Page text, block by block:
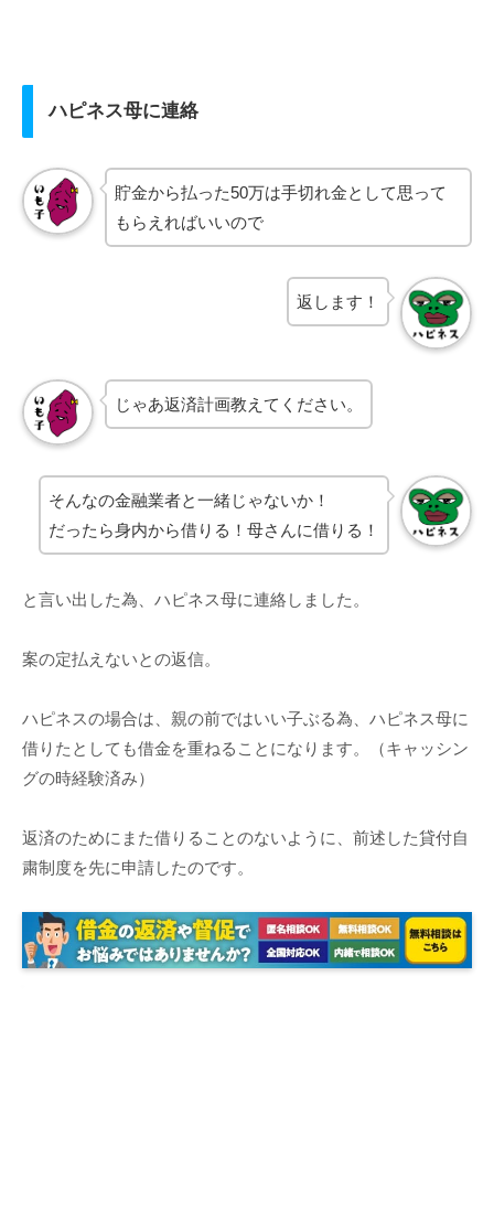
ハピネス母に連絡
貯金から払った50万は手切れ金として思って
もらえればいいので
返します！
じゃあ返済計画教えてください。
そんなの金融業者と一緒じゃないか！
だったら身内から借りる！母さんに借りる！
と言い出した為、ハピネス母に連絡しました。
案の定払えないとの返信。
ハピネスの場合は、親の前ではいい子ぶる為、ハピネス母に
借りたとしても借金を重ねることになります。（キャッシン
グの時経験済み）
返済のためにまた借りることのないように、前述した貸付自
粛制度を先に申請したのです。